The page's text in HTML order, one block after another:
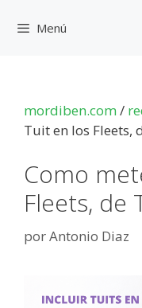
Menú
mordiben.com /
Tuit en los Fleets,
Como
Fleets, de
porAntonio Diaz